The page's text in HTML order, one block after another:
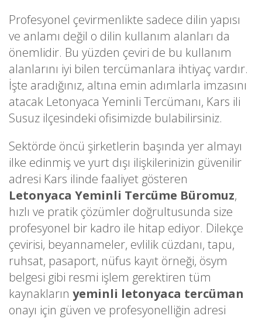
Profesyonel çevirmenlikte sadece dilin yapısı
ve anlamı değil o dilin kullanım alanları da
önemlidir. Bu yüzden çeviri de bu kullanım
alanlarını iyi bilen tercümanlara ihtiyaç vardır.
İşte aradığınız, altına emin adımlarla imzasını
atacak Letonyaca Yeminli Tercümanı, Kars ili
Susuz ilçesindeki ofisimizde bulabilirsiniz.
Sektörde öncü şirketlerin başında yer almayı
ilke edinmiş ve yurt dışı ilişkilerinizin güvenilir
adresi Kars ilinde faaliyet gösteren
Letonyaca Yeminli Tercüme Büromuz,
hızlı ve pratik çözümler doğrultusunda size
profesyonel bir kadro ile hitap ediyor. Dilekçe
çevirisi, beyannameler, evlilik cüzdanı, tapu,
ruhsat, pasaport, nüfus kayıt örneği, ösym
belgesi gibi resmi işlem gerektiren tüm
kaynakların yeminli letonyaca tercüman
onayı için güven ve profesyonelliğin adresi